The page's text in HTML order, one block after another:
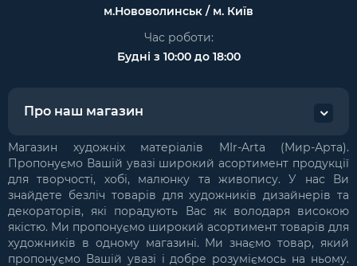
м.Нововолинськ / м. Київ
Час роботи:
Будні з 10:00 до 18:00
Про наш магазин
Магазин художніх матеріалів MIr-Arta (Мир-Арта).
Пропонуємо Вашій увазі широкий асортимент продукції
для творчості, хобі, малюнку та живопису. У нас Ви
знайдете безліч товарів для художників дизайнерів та
декораторів, які порадують Вас як володаря високою
якістю. Ми пропонуємо широкий асортимент товарів для
художників в одному магазині. Ми знаємо товар, який
пропонуємо Вашій увазі і добре розуміємось на ньому.